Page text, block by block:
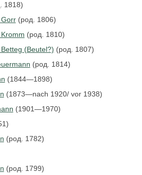
1818)
(род. 1806)
(род. 1810)
(Beutel?) (род. 1807)
(род. 1814)
(1844—1898)
(1873—nach 1920/ vor 1938)
(1901—1970)
(род. 1782)
(род. 1799)